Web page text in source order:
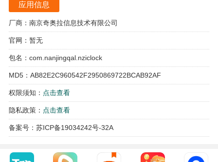
者快速进入状态，提升学习效率。
iClock闹钟软件亮点
1. 全屏显示技术，确保用户在任何环境下都能清晰读取时
间，极大地提升了时间的可视化效果。
2. 悬浮窗口设计，用户在进行其他操作时也能轻松掌握时
间，避免了因时间管理不善而造成的失误。
3. 模拟自习室功能为学习者提供了一个理想的学习环境，帮
助他们在专注时减少干扰，提升学习效率。
4. 助眠音的设计，让用户在繁忙的生活中也能享受到放松与
应用信息
厂商：南京奇奥拉信息技术有限公司
官网：暂无
包名：com.nanjingqal.nziclock
MD5：AB82E2C960542F2950869722BCAB92AF
权限须知： 点击查看
隐私政策： 点击查看
备案号：苏ICP备19034242号-32A